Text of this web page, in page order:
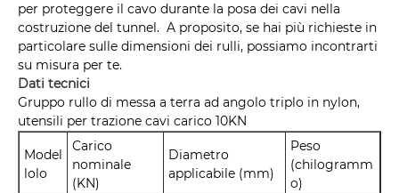
per proteggere il cavo durante la posa dei cavi nella
costruzione del tunnel. A proposito, se hai più richieste in
particolare sulle dimensioni dei rulli, possiamo incontrarti
su misura per te.
Dati tecnici
Gruppo rullo di messa a terra ad angolo triplo in nylon,
utensili per trazione cavi carico 10KN
Model
lolo
Carico
nominale
(KN)
Diametro
applicabile (mm)
Peso
(chilogramm
o)